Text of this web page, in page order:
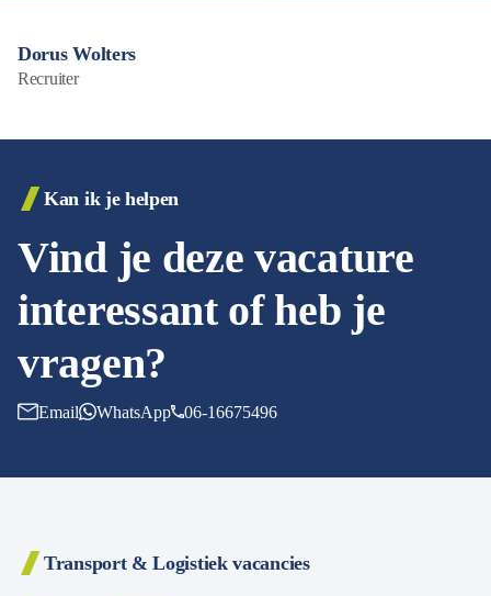
Vind je deze vacature
interessant of heb je
vragen?
Kan ik je helpen
Email WhatsApp 06-16675496
Dorus Wolters
Recruiter
Transport & Logistiek vacancies